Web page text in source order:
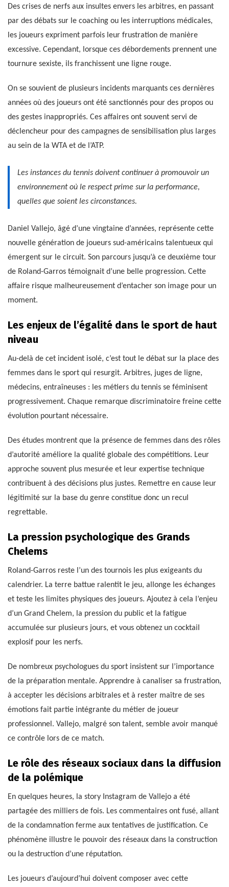
Des crises de nerfs aux insultes envers les arbitres, en passant
par des débats sur le coaching ou les interruptions médicales,
les joueurs expriment parfois leur frustration de manière
excessive. Cependant, lorsque ces débordements prennent une
tournure sexiste, ils franchissent une ligne rouge.
On se souvient de plusieurs incidents marquants ces dernières
années où des joueurs ont été sanctionnés pour des propos ou
des gestes inappropriés. Ces affaires ont souvent servi de
déclencheur pour des campagnes de sensibilisation plus larges
au sein de la WTA et de l’ATP.
Les instances du tennis doivent continuer à promouvoir un
environnement où le respect prime sur la performance,
quelles que soient les circonstances.
Daniel Vallejo, âgé d’une vingtaine d’années, représente cette
nouvelle génération de joueurs sud-américains talentueux qui
émergent sur le circuit. Son parcours jusqu’à ce deuxième tour
de Roland-Garros témoignait d’une belle progression. Cette
affaire risque malheureusement d’entacher son image pour un
moment.
Les enjeux de l’égalité dans le sport de haut
niveau
Au-delà de cet incident isolé, c’est tout le débat sur la place des
femmes dans le sport qui resurgit. Arbitres, juges de ligne,
médecins, entraîneuses : les métiers du tennis se féminisent
progressivement. Chaque remarque discriminatoire freine cette
évolution pourtant nécessaire.
Des études montrent que la présence de femmes dans des rôles
d’autorité améliore la qualité globale des compétitions. Leur
approche souvent plus mesurée et leur expertise technique
contribuent à des décisions plus justes. Remettre en cause leur
légitimité sur la base du genre constitue donc un recul
regrettable.
La pression psychologique des Grands
Chelems
Roland-Garros reste l’un des tournois les plus exigeants du
calendrier. La terre battue ralentit le jeu, allonge les échanges
et teste les limites physiques des joueurs. Ajoutez à cela l’enjeu
d’un Grand Chelem, la pression du public et la fatigue
accumulée sur plusieurs jours, et vous obtenez un cocktail
explosif pour les nerfs.
De nombreux psychologues du sport insistent sur l’importance
de la préparation mentale. Apprendre à canaliser sa frustration,
à accepter les décisions arbitrales et à rester maître de ses
émotions fait partie intégrante du métier de joueur
professionnel. Vallejo, malgré son talent, semble avoir manqué
ce contrôle lors de ce match.
Le rôle des réseaux sociaux dans la diffusion
de la polémique
En quelques heures, la story Instagram de Vallejo a été
partagée des milliers de fois. Les commentaires ont fusé, allant
de la condamnation ferme aux tentatives de justification. Ce
phénomène illustre le pouvoir des réseaux dans la construction
ou la destruction d’une réputation.
Les joueurs d’aujourd’hui doivent composer avec cette